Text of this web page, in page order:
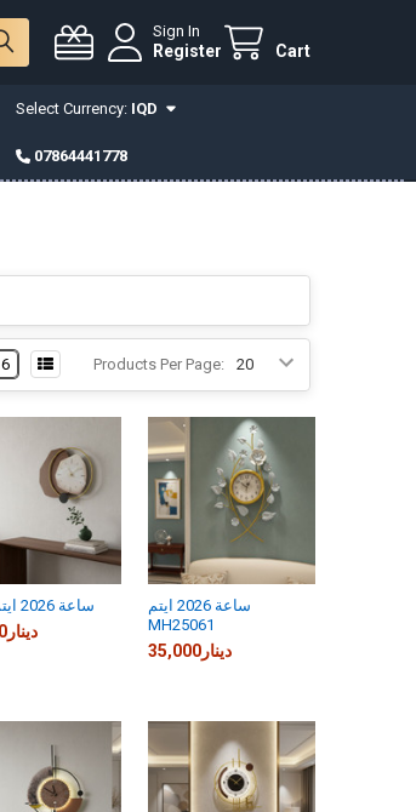
Sign In
Register Cart
Select Currency: IQD
07864441778
Products Per Page:
6
ساعة 2026 ايتم 2800
35,000دينار
ساعة 2026 ايتم
MH25061
35,000دينار